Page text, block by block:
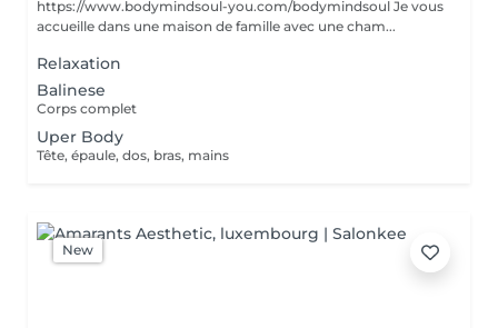
https://www.bodymindsoul-you.com/bodymindsoul Je vous
accueille dans une maison de famille avec une cham...
Relaxation
Balinese
Corps complet
Uper Body
Tête, épaule, dos, bras, mains
New